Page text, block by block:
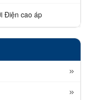
Điện cao áp